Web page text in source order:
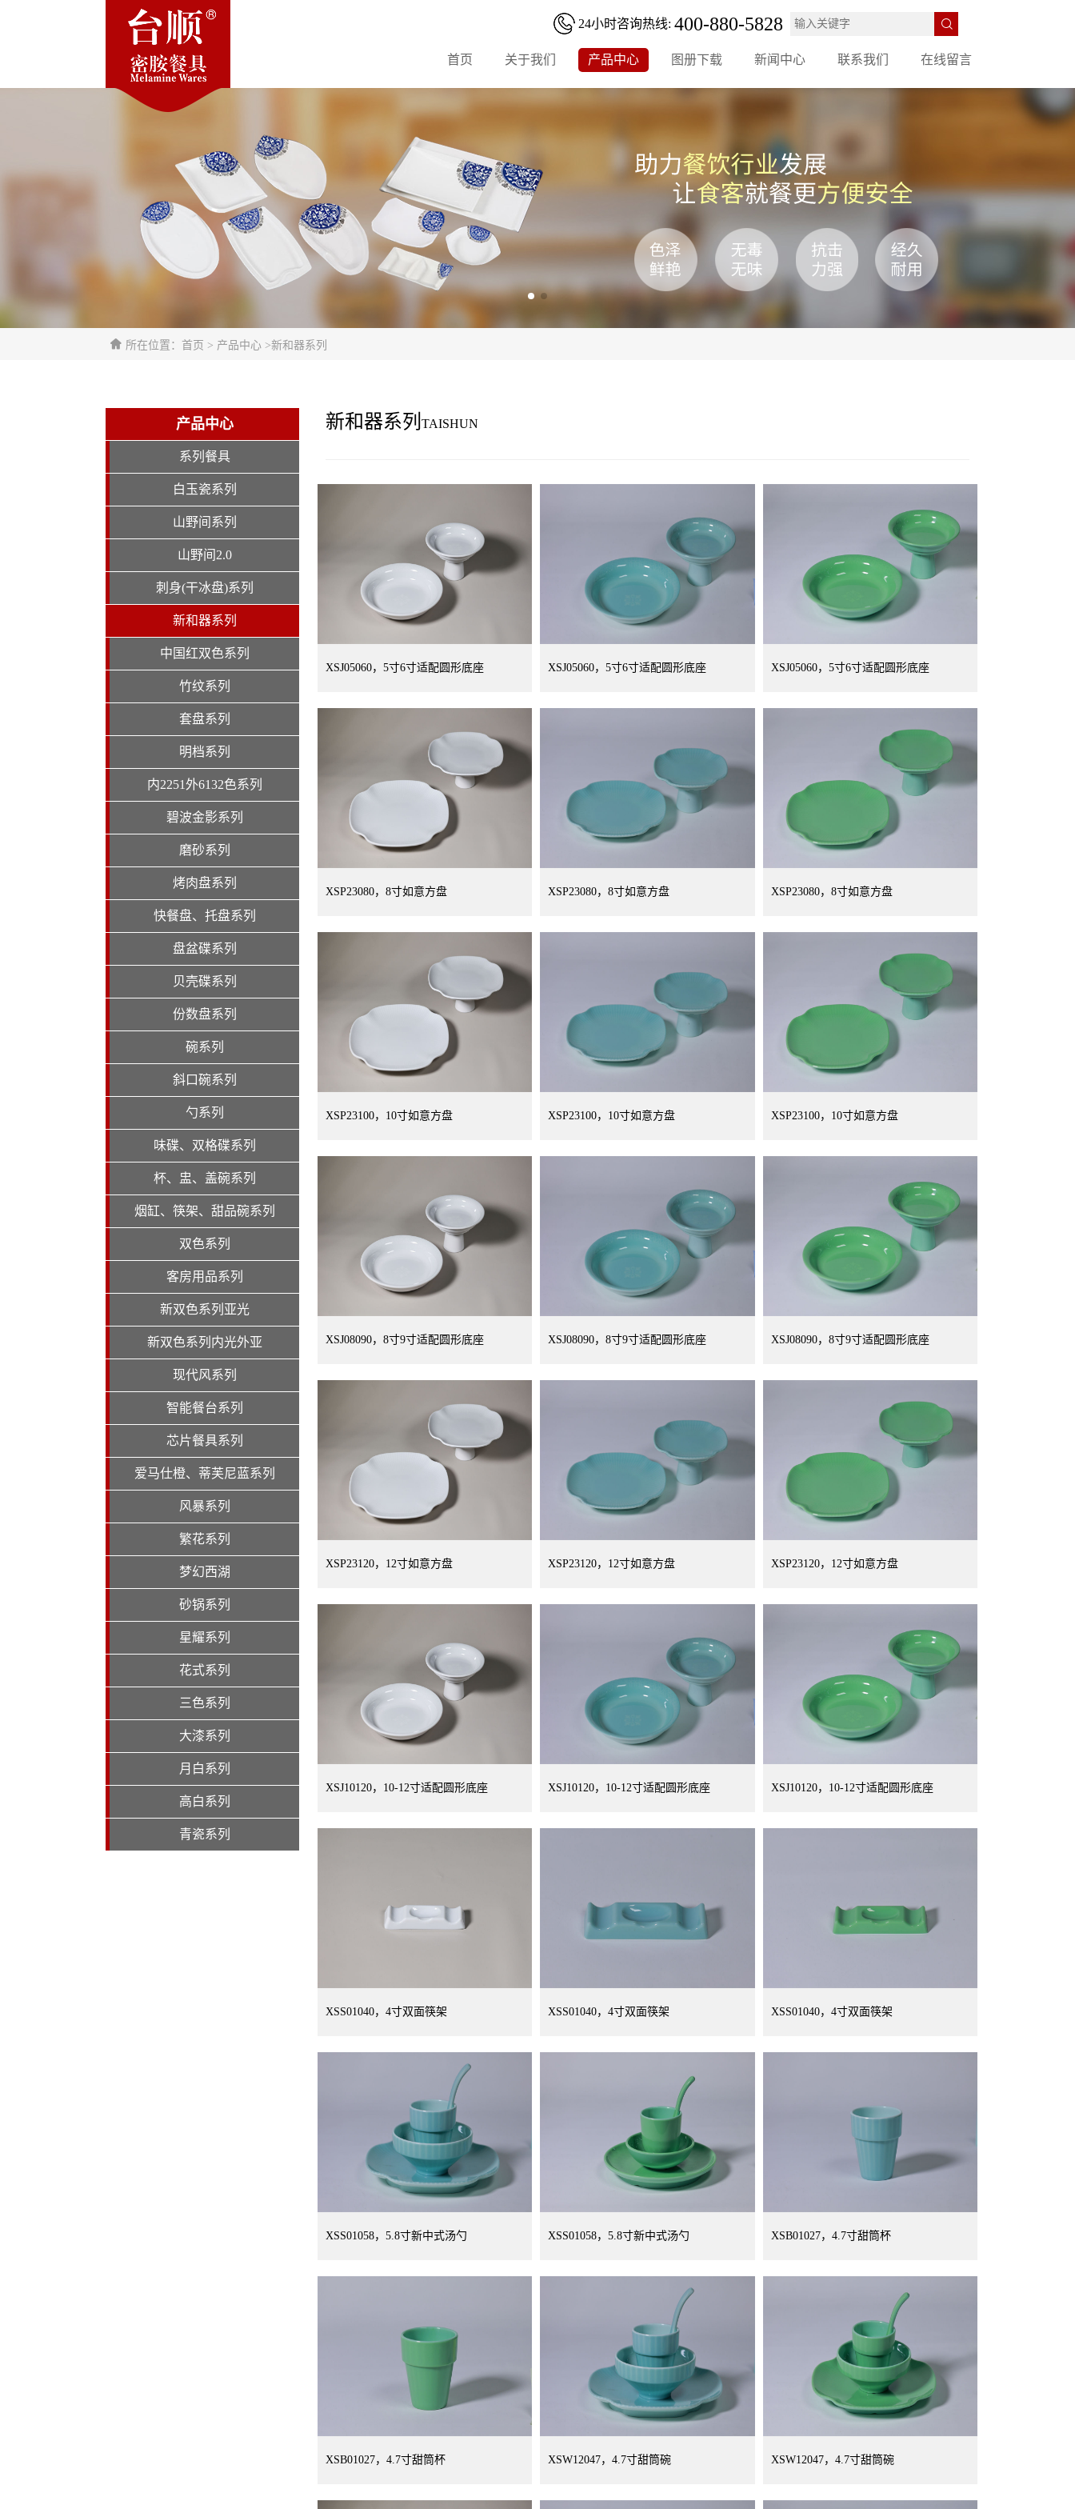
24小时咨询热线: 400-880-5828
首页 关于我们 产品中心 图册下载 新闻中心 联系我们 在线留言
所在位置：首页 > 产品中心 >新和器系列
产品中心
系列餐具
白玉瓷系列
山野间系列
山野间2.0
刺身(干冰盘)系列
新和器系列
中国红双色系列
竹纹系列
套盘系列
明档系列
内2251外6132色系列
碧波金影系列
磨砂系列
烤肉盘系列
快餐盘、托盘系列
盘盆碟系列
贝壳碟系列
份数盘系列
碗系列
斜口碗系列
勺系列
味碟、双格碟系列
杯、盅、盖碗系列
烟缸、筷架、甜品碗系列
双色系列
客房用品系列
新双色系列亚光
新双色系列内光外亚
现代风系列
智能餐台系列
芯片餐具系列
爱马仕橙、蒂芙尼蓝系列
风暴系列
繁花系列
梦幻西湖
砂锅系列
星耀系列
花式系列
三色系列
大漆系列
月白系列
高白系列
青瓷系列
新和器系列 TAISHUN
XSJ05060，5寸6寸适配圆形底座 XSJ05060，5寸6寸适配圆形底座 XSJ05060，5寸6寸适配圆形底座
XSP23080，8寸如意方盘 XSP23080，8寸如意方盘 XSP23080，8寸如意方盘
XSP23100，10寸如意方盘 XSP23100，10寸如意方盘 XSP23100，10寸如意方盘
XSJ08090，8寸9寸适配圆形底座 XSJ08090，8寸9寸适配圆形底座 XSJ08090，8寸9寸适配圆形底座
XSP23120，12寸如意方盘 XSP23120，12寸如意方盘 XSP23120，12寸如意方盘
XSJ10120，10-12寸适配圆形底座 XSJ10120，10-12寸适配圆形底座 XSJ10120，10-12寸适配圆形底座
XSS01040，4寸双面筷架 XSS01040，4寸双面筷架 XSS01040，4寸双面筷架
XSS01058，5.8寸新中式汤勺 XSS01058，5.8寸新中式汤勺 XSB01027，4.7寸甜筒杯
XSB01027，4.7寸甜筒杯 XSW12047，4.7寸甜筒碗 XSW12047，4.7寸甜筒碗